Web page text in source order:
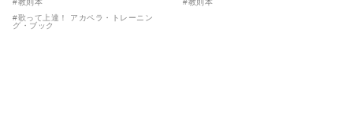
#教則本
#歌って上達！ アカペラ・トレーニン
グ・ブック
#教則本